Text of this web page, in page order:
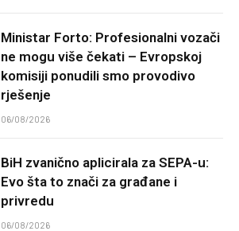
Ministar Forto: Profesionalni vozači
ne mogu više čekati – Evropskoj
komisiji ponudili smo provodivo
rješenje
06/08/2026
BiH zvanično aplicirala za SEPA-u:
Evo šta to znači za građane i
privredu
06/08/2026